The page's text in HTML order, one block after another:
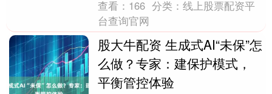
查看： 166 分类：线上股票配资平
台查询官网
股大牛配资 生成式AI“未保”怎
么做？专家：建保护模式，
平衡管控体验